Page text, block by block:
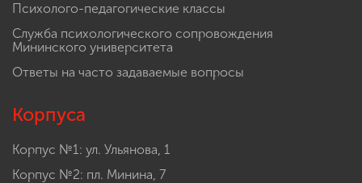
Психолого-педагогические классы
Служба психологического сопровождения
Мининского университета
Ответы на часто задаваемые вопросы
Корпуса
Корпус №1: ул. Ульянова, 1
Корпус №2: пл. Минина, 7